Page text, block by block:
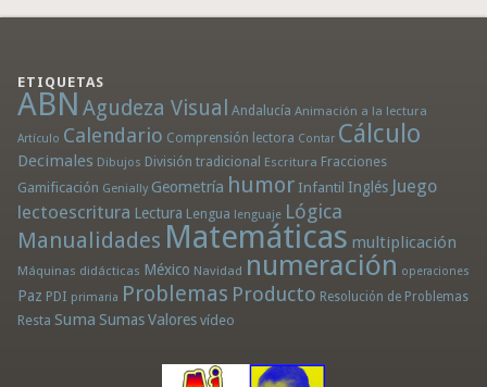
ETIQUETAS
ABN Agudeza Visual Andalucía Animación a la lectura
Artículo Calendario Comprensión lectora Contar Cálculo
Decimales Dibujos División tradicional Escritura Fracciones
Gamificación Genially Geometría humor Infantil Inglés Juego
lectoescritura Lectura Lengua lenguaje Lógica
Manualidades Matemáticas multiplicación
Máquinas didácticas México Navidad numeración operaciones
Paz PDI primaria Problemas Producto Resolución de Problemas
Resta Suma Sumas Valores vídeo